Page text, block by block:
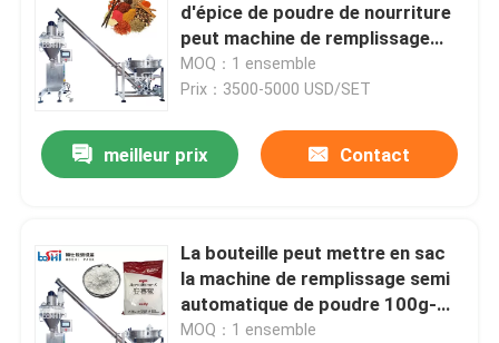
d'épice de poudre de nourriture
peut machine de remplissage
semi automatique
MOQ：1 ensemble
Prix：3500-5000 USD/SET
meilleur prix Contact
La bouteille peut mettre en sac
la machine de remplissage semi
automatique de poudre 100g-
5kg
MOQ：1 ensemble